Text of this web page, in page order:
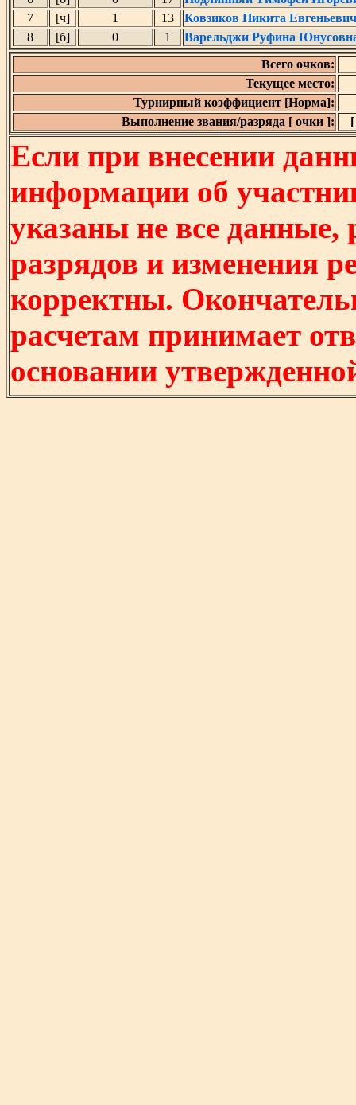
7
[ч] 1 13
Ковзиков Никита Евгеньевич
8
[б] 0 1
Варельджи Руфина
Всего очков:
Текущее место:
Турнирный коэффициент [Норма]:
Выполнение звания/разряда [ очки ]:
Если при внесении
информации об
указаны не все
разрядов и изменения
корректны.
расчетам принимает
основании